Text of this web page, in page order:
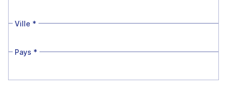
Ville *
Pays *